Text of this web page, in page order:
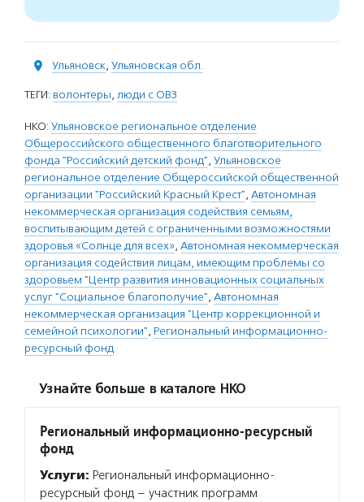
Ульяновск, Ульяновская обл.
ТЕГИ: волонтеры, люди с ОВЗ
НКО: Ульяновское региональное отделение
Общероссийского общественного благотворительного
фонда "Российский детский фонд", Ульяновское
региональное отделение Общероссийской общественной
организации "Российский Красный Крест", Автономная
некоммерческая организация содействия семьям,
воспитывающим детей с ограниченными возможностями
здоровья «Солнце для всех», Автономная некоммерческая
организация содействия лицам, имеющим проблемы со
здоровьем "Центр развития инновационных социальных
услуг "Социальное благополучие", Автономная
некоммерческая организация "Центр коррекционной и
семейной психологии", Региональный информационно-
ресурсный фонд
Узнайте больше в каталоге НКО
Региональный информационно-ресурсный
фонд
Услуги: Региональный информационно-
ресурсный фонд – участник программ